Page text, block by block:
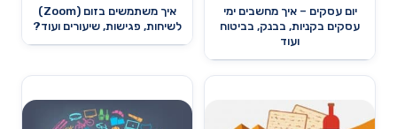
יום עסקים – איך מחשבים ימי
עסקים בקניות, בבנק, בביטוח
ועוד
איך משתמשים בזום (Zoom)
לשיחות, פגישות, שיעורים ועוד?